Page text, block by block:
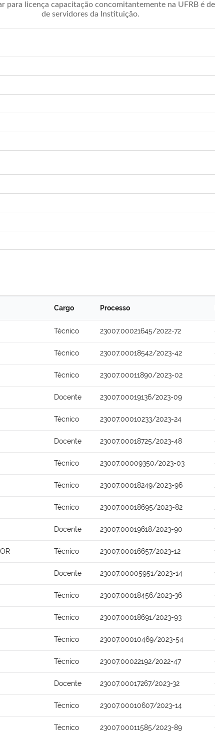
para licença capacitação concomitantemente na UFRB é
de servidores da Instituição.
Cargo Processo
Técnico 23007.00021645/2022-72
Técnico 23007.00018542/2023-42
Técnico 23007.00011890/2023-02
Docente 23007.00019136/2023-09
Técnico 23007.00010233/2023-24
Docente 23007.00018725/2023-48
Técnico 23007.00009350/2023-03
Técnico 23007.00018249/2023-96
Técnico 23007.00018695/2023-82
Docente 23007.00019618/2023-90
Técnico 23007.00016657/2023-12
Docente 23007.00005951/2023-14
Técnico 23007.00018456/2023-36
Técnico 23007.00018691/2023-93
Técnico 23007.00010469/2023-54
Técnico 23007.00022192/2022-47
Docente 23007.00017267/2023-32
Técnico 23007.00010607/2023-14
Técnico 23007.00011585/2023-89